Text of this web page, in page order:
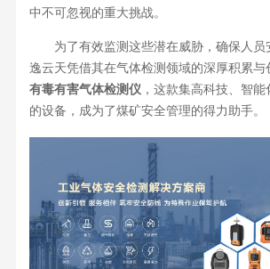
中不可忽视的重大挑战。
为了有效监测这些潜在威胁，确保人员
逸云天凭借其在气体检测领域的深厚积累与
有毒有害气体检测仪，这款集高科技、智
的设备，成为了煤矿安全管理的得力助手。